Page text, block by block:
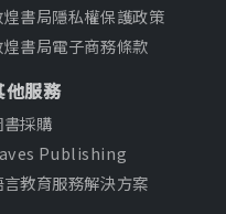
書局隱私權保護政策
書局電子商務條款
他服務
書採購
Publishing
言教育服務解決方案